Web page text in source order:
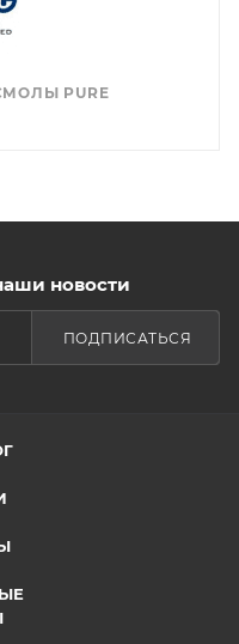
PURE
новости
ПОДПИСАТЬСЯ